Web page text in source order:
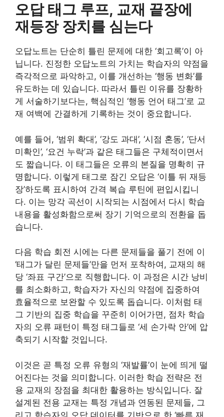
오답 태그 루프, 교재 끝장에
재등장 장치를 심는다
오답노트는 단순히 틀린 문제에 대한 ‘회고록’이 아
닙니다. 진정한 오답노트의 가치는 학습자의 약점을
즉각적으로 파악하고, 이를 개선하는 ‘행동 변화’를
유도하는 데 있습니다. 따라서 틀린 이유를 장황하
게 서술하기보다는, 핵심적인 ‘행동 언어 태그’로 교
재 여백에 간결하게 기록하는 것이 중요합니다.
예를 들어, ‘범위 확대’, ‘강도 과대’, ‘시점 혼동’, ‘단서
미확인’, ‘요건 누락’과 같은 태그들은 구체적이면서
도 짧습니다. 이 태그들은 오류의 본질을 명확히 규
명합니다. 이렇게 태그로 잠긴 오답은 ‘이틀 뒤 재등
장’하도록 표시하여 간격 복습 루틴에 편입시킵니
다. 이는 망각 곡선이 시작되는 시점에서 다시 학습
내용을 활성화함으로써 장기 기억으로의 전환을 돕
습니다.
다음 학습 회전 시에는 다른 문제들을 풀기 전에 이
‘태그가 달린 문제들’만을 먼저 포착하여, 교재의 해
당 ‘좌표 구간’으로 직행합니다. 이 과정은 시간 낭비
를 최소화하고, 학습자가 자신의 약점에 집중하여
효율적으로 보완할 수 있도록 돕습니다. 이처럼 태
그 기반의 집중 학습을 꾸준히 이어가면, 점차 학습
자의 오류 패턴이 특정 태그들로 ‘세 손가락 안’에 압
축되기 시작할 것입니다.
이것은 곧 특정 오류 유형의 ‘재발률’이 눈에 띄게 떨
어진다는 것을 의미합니다. 이러한 학습 전략은 전
용 교재의 장점을 최대한 활용하는 방식입니다. 잘
설계된 전용 교재는 특정 개념과 연동된 문제들, 그
리고 학습자의 오답 데이터를 기반으로 한 ‘빠른 재